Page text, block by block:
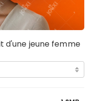
d'une jeune femme